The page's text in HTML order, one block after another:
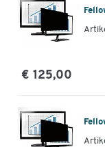
€ 125,00